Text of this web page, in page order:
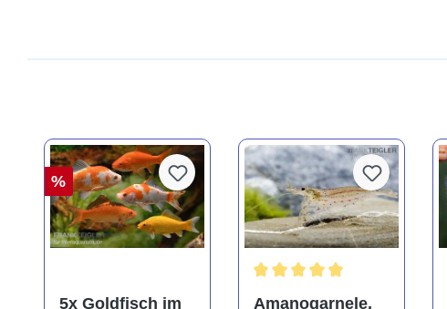
%
5x Goldfisch im
Amanogarnele,